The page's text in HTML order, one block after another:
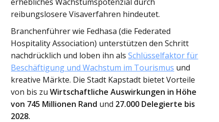
reibungslosere Visaverfahren hindeutet.
Branchenführer wie Fedhasa (die Federated
Hospitality Association) unterstützen den Schritt
nachdrücklich und loben ihn alsSchlüsselfaktor für
Beschäftigung und Wachstum im Tourismus und
kreative Märkte. Die Stadt Kapstadt bietet Vorteile
von bis zuWirtschaftliche Auswirkungen in Höhe
von 745 Millionen Rand und 27.000 Delegierte bis
2028.